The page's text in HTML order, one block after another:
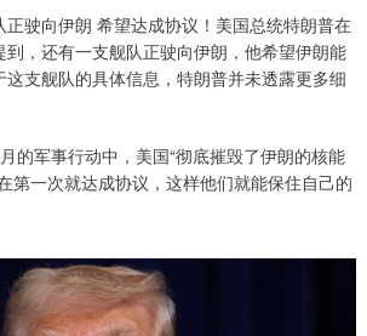
驶向伊朗 希望达成协议！美国总统特朗普在
，还有一支舰队正驶向伊朗，他希望伊朗能
支舰队的具体信息，特朗普并未透露更多细
的军事行动中，美国“彻底摧毁了伊朗的核能
第一次就达成协议，这样他们就能保住自己的